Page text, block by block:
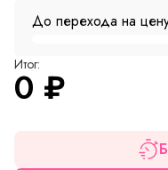
До перехода на
Итог:
0 ₽